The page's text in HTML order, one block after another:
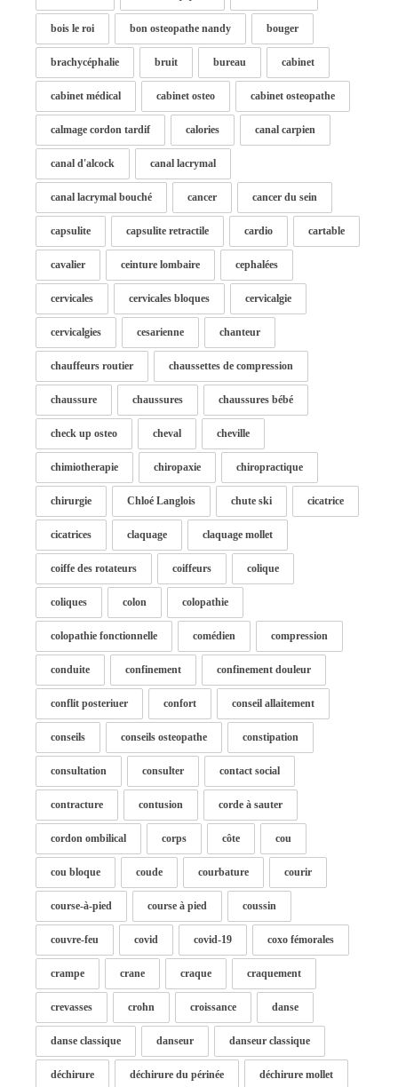
bois le roi bon osteopathe nandy bouger
brachycéphalie bruit bureau cabinet
cabinet médical cabinet osteo cabinet osteopathe
calmage cordon tardif calories canal carpien
canal d'alcock canal lacrymal
canal lacrymal bouché cancer cancer du sein
capsulite capsulite retractile cardio cartable
cavalier ceinture lombaire cephalées
cervicales cervicales bloques cervicalgie
cervicalgies cesarienne chanteur
chauffeurs routier chaussettes de compression
chaussure chaussures chaussures bébé
check up osteo cheval cheville
chimiotherapie chiropaxie chiropractique
chirurgie Chloé Langlois chute ski cicatrice
cicatrices claquage claquage mollet
coiffe des rotateurs coiffeurs colique
coliques colon colopathie
colopathie fonctionnelle comédien compression
conduite confinement confinement douleur
conflit posteriuer confort conseil allaitement
conseils conseils osteopathe constipation
consultation consulter contact social
contracture contusion corde à sauter
cordon ombilical corps côte cou
cou bloque coude courbature courir
course-à-pied course à pied coussin
couvre-feu covid covid-19 coxo fémorales
crampe crane craque craquement
crevasses crohn croissance danse
danse classique danseur danseur classique
déchirure déchirure du périnée déchirure mollet